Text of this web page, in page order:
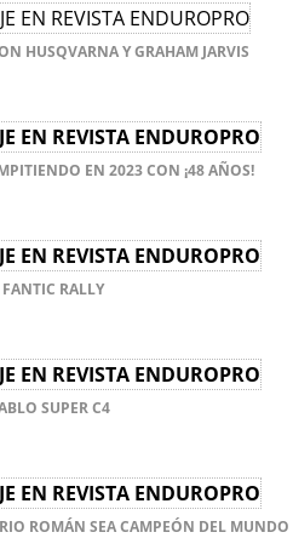
HUSQVARNA Y GRAHAM JARVIS
EN 2023 CON ¡48 AÑOS!
RALLY
SUPER C4
ROMÁN SEA CAMPEÓN DEL MUNDO